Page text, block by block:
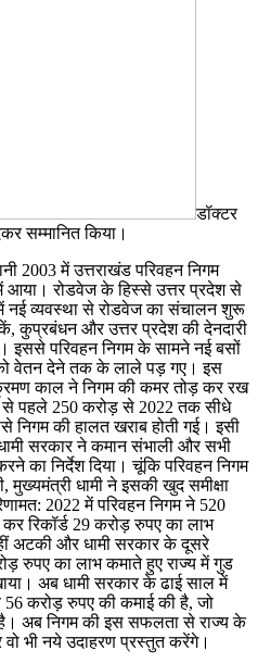
डॉक्टर
सम्मानित किया।
2003 में उत्तराखंड परिवहन निगम
आया। रोडवेज के हिस्से उत्तर प्रदेश से
नई व्यवस्था से रोडवेज का संचालन शुरू
और उत्तर प्रदेश की देनदारी
इससे परिवहन निगम के सामने नई बसों
वेतन देने तक के लाले पड़ गए। इस
काल ने निगम की कमर तोड़ कर रख
से पहले 250 करोड़ से 2022 तक सीधे
की हालत खराब होती गई। इसी
सरकार ने कमान संभाली और सभी
का निर्देश दिया। चूंकि परिवहन निगम
मुख्यमंत्री धामी ने इसकी खुद समीक्षा
2022 में परिवहन निगम ने 520
रिकॉर्ड 29 करोड़ रुपए का लाभ
अटकी और धामी सरकार के दूसरे
रुपए का लाभ कमाते हुए राज्य में गुड
अब धामी सरकार के ढाई साल में
56 करोड़ रुपए की कमाई की है, जो
है। अब निगम की इस सफलता से राज्य के
वो भी नये उदाहरण प्रस्तुत करेंगे।